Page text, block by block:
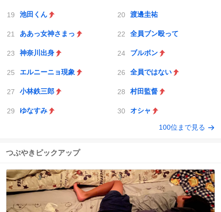
池田くん 渡邊圭祐
ああっ女神さまっ 全員ブン殴って
神奈川出身 ブルボン
エルニーニョ現象 全員ではない
小林鉄三郎 村田監督
ゆなすみ オシャ
100位まで見る
つぶやきピックアップ